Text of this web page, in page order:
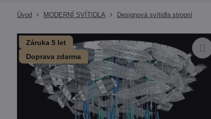
Úvod MODERNÍ SVÍTIDLA Designová svítidla stropní
Záruka 5 let
Doprava zdarma